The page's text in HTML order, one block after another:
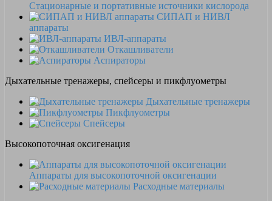
Стационарные и портативные источники кислорода
СИПАП и НИВЛ
аппараты
ИВЛ-аппараты
Откашливатели
Аспираторы
Дыхательные тренажеры, спейсеры и пикфлуометры
Дыхательные тренажеры
Пикфлуометры
Спейсеры
Высокопоточная оксигенация
Аппараты для высокопоточной оксигенации
Расходные материалы